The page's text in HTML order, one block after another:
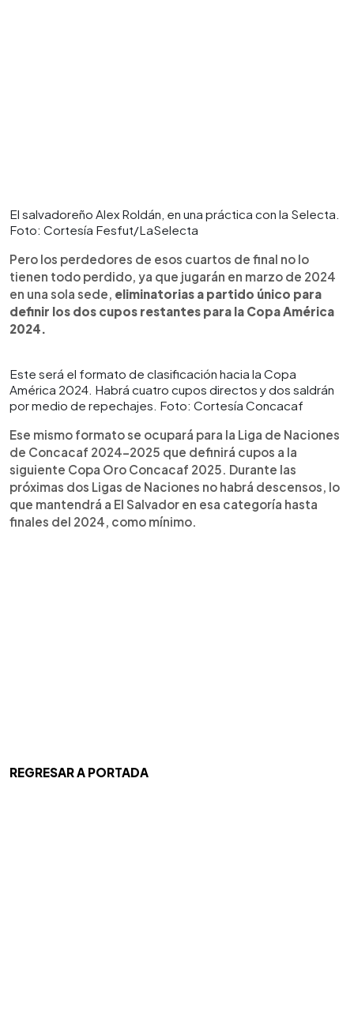
El salvadoreño Alex Roldán, en una práctica con la Selecta.
Foto: Cortesía Fesfut/LaSelecta
Pero los perdedores de esos cuartos de final no lo
tienen todo perdido, ya que jugarán en marzo de 2024
en una sola sede, eliminatorias a partido único para
definir los dos cupos restantes para la Copa América
2024.
Este será el formato de clasificación hacia la Copa
América 2024. Habrá cuatro cupos directos y dos saldrán
por medio de repechajes. Foto: Cortesía Concacaf
Ese mismo formato se ocupará para la Liga de Naciones
de Concacaf 2024-2025 que definirá cupos a la
siguiente Copa Oro Concacaf 2025. Durante las
próximas dos Ligas de Naciones no habrá descensos, lo
que mantendrá a El Salvador en esa categoría hasta
finales del 2024, como mínimo.
REGRESAR A PORTADA